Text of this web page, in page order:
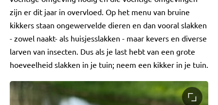
zijn er dit jaar in overvloed. Op het menu van bruine
kikkers staan ongewervelde dieren en dan vooral slakken
- zowel naakt- als huisjesslakken - maar kevers en diverse
larven van insecten. Dus als je last hebt van een grote
hoeveelheid slakken in je tuin; neem een kikker in je tuin.